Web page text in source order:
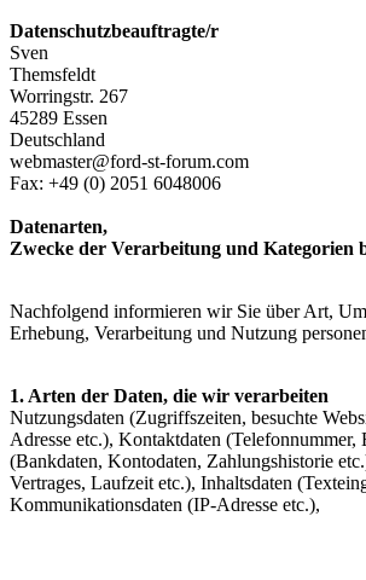
Datenschutzbeauftragte/r
Sven
Themsfeldt
Worringstr. 267
45289 Essen
Deutschland
webmaster@ford-st-forum.com
Fax: +49 (0) 2051 6048006
Datenarten,
Zwecke der Verarbeitung und Kategorien
Nachfolgend informieren wir Sie über Art,
Erhebung, Verarbeitung und Nutzung
1. Arten der Daten, die wir verarbeiten
Nutzungsdaten (Zugriffszeiten, besuchte
Adresse etc.), Kontaktdaten
(Bankdaten, Kontodaten, Zahlungshistorie
Vertrages, Laufzeit etc.), Inhaltsdaten
Kommunikationsdaten (IP-Adresse etc.),